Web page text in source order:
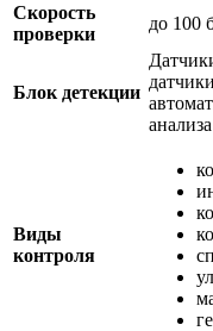
Скорость
проверки
до 100
Блок детекции
Виды
контроля